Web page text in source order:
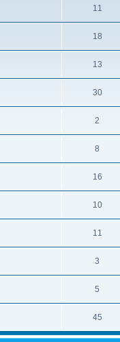
11
18
13
30
2
8
16
10
11
3
5
45